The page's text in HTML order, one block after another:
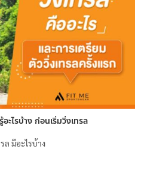
ะไรบ้าง ก่อนเริ่มวิ่งเทรล
ล มีอะไรบ้าง